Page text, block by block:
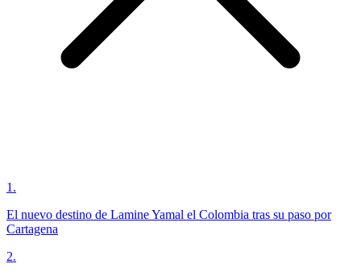
1 .
El nuevo destino de Lamine Yamal el Colombia tras su paso por
Cartagena
2.